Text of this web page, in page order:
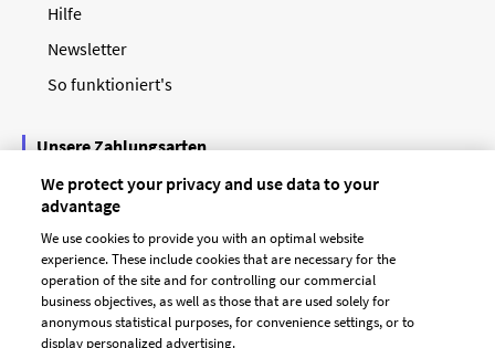
Hilfe
Newsletter
So funktioniert's
Unsere Zahlungsarten
We protect your privacy and use data to your
advantage
We use cookies to provide you with an optimal website
experience. These include cookies that are necessary for the
operation of the site and for controlling our commercial
business objectives, as well as those that are used solely for
anonymous statistical purposes, for convenience settings, or to
display personalized advertising.